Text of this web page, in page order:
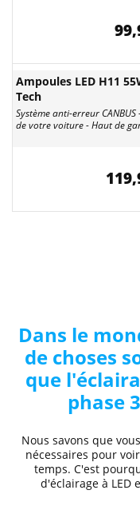
Ampoules LED H11
Tech
Système anti-erreur
de votre voiture - Haut de
Dans le
de choses
que
phase
Nous savons que
nécessaires pour
temps. C'est
d'éclairage à LED